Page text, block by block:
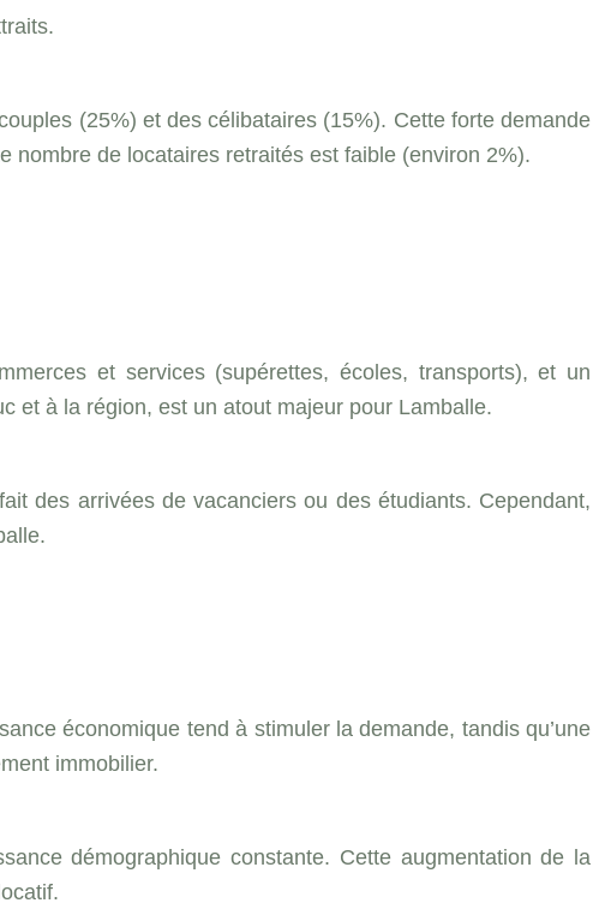
(25%) et des célibataires (15%). Cette forte demande
nombre de locataires retraités est faible (environ 2%).
et services (supérettes, écoles, transports), et un
et à la région, est un atout majeur pour Lamballe.
des arrivées de vacanciers ou des étudiants. Cependant,
économique tend à stimuler la demande, tandis qu’une
immobilier.
démographique constante. Cette augmentation de la